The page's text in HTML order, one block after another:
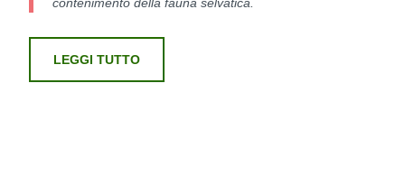
LEGGI TUTTO